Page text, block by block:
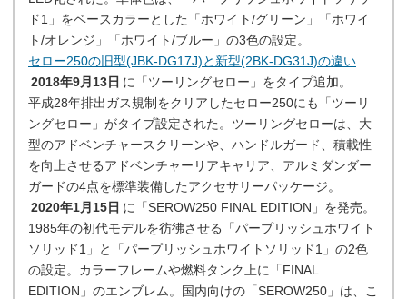
ド1」をベースカラーとした「ホワイト/グリーン」「ホワイ
ト/オレンジ」「ホワイト/ブルー」の3色の設定。
セロー250の旧型(JBK-DG17J)と新型(2BK-DG31J)の違い
2018年9月13日 に「ツーリングセロー」をタイプ追加。
平成28年排出ガス規制をクリアしたセロー250にも「ツーリ
ングセロー」がタイプ設定された。ツーリングセローは、大
型のアドベンチャースクリーンや、ハンドルガード、積載性
を向上させるアドベンチャーリアキャリア、アルミダンダー
ガードの4点を標準装備したアクセサリーパッケージ。
2020年1月15日 に「SEROW250 FINAL EDITION」を発売。
1985年の初代モデルを彷彿させる「パープリッシュホワイト
ソリッド1」と「パープリッシュホワイトソリッド1」の2色
の設定。カラーフレームや燃料タンク上に「FINAL
EDITION」のエンブレム。国内向けの「SEROW250」は、こ